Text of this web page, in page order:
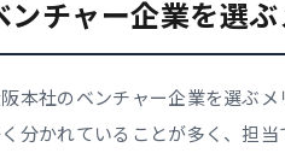
ンチャー企業を選
本社のベンチャー企業を選ぶメ
分かれていることが多く、担